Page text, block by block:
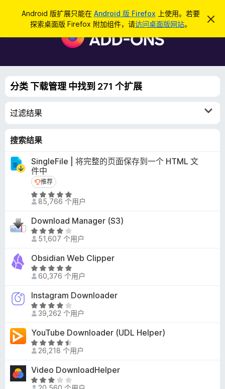
Android 版扩展只能在 Android 版 Firefox 上使用。若要
探索桌面版 Firefox 附加组件，请访问桌面版网站。
忽
F
i
e
加
分类 下载管理 中找到 271 个扩展
过滤结果
搜索结果
SingleFile | 将完整的页面保存到一个 HTML 文
件中
推荐
推荐
评
分
4
.
8
5
85,766 个用户
Download Manager (S3)
评
分
4
1
5
51,607 个用户
Obsidian Web Clipper
评
分
4
.
9
5
60,376 个用户
Instagram Downloader
评
分
4
5
39,262 个用户
YouTube Downloader (UDL Helper)
评
分
4
6
26,218 个用户
Video DownloadHelper
评